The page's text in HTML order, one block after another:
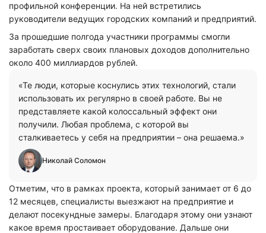
профильной конференции. На ней встретились
руководители ведущих городских компаний и предприятий.
За прошедшие полгода участники программы смогли
заработать сверх своих плановых доходов дополнительно
около 400 миллиардов рублей.
«Те люди, которые коснулись этих технологий, стали
использовать их регулярно в своей работе. Вы не
представляете какой колоссальный эффект они
получили. Любая проблема, с которой вы
сталкиваетесь у себя на предприятии – она решаема.»
Николай Соломон
Отметим, что в рамках проекта, который занимает от 6 до
12 месяцев, специалисты выезжают на предприятие и
делают посекундные замеры. Благодаря этому они узнают
какое время простаивает оборудование. Дальше они